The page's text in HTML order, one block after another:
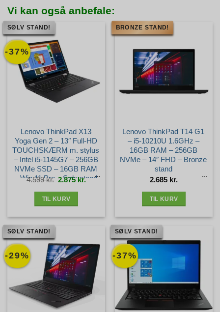
Vi kan også anbefale:
-37%
SØLV STAND!
Lenovo ThinkPad X13
Yoga Gen 2 – 13″ Full-HD
TOUCHSKÆRM m. stylus
– Intel i5-1145G7 – 256GB
NVMe SSD – 16GB RAM
– Win 11 Pro – Sølv stand
4.599kr. Den
oprindelige
pris
2.875kr.Den
aktuelle
pris
TIL KURV
BRONZE STAND!
Lenovo ThinkPad T14 G1
– i5-10210U 1.6GHz –
16GB RAM – 256GB
NVMe – 14″ FHD – Bronze
stand
2.685 kr.
TIL KURV
-29%
SØLV STAND!
-37%
SØLV STAND!